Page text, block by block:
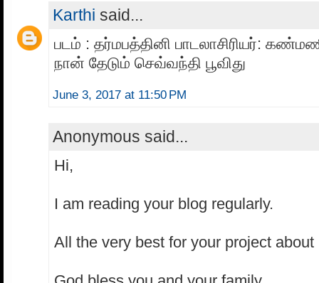
Karthi said...
படம் : தர்மபத்தினி பாடலாசிரியர்: கண்மணி
நான் தேடும் செவ்வந்தி பூவிது
June 3, 2017 at 11:50 PM
Anonymous said...
Hi,
I am reading your blog regularly.
All the very best for your project about